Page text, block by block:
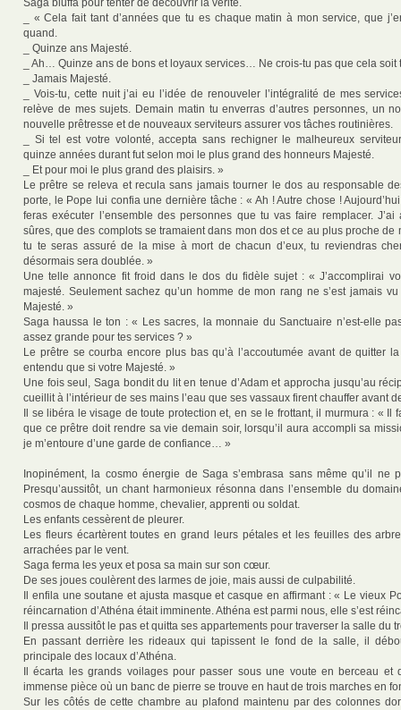
Saga bluffa pour tenter de découvrir la vérité.
_ « Cela fait tant d’années que tu es chaque matin à mon service, que
quand.
_ Quinze ans Majesté.
_ Ah… Quinze ans de bons et loyaux services… Ne crois-tu pas que cela soit
_ Jamais Majesté.
_ Vois-tu, cette nuit j’ai eu l’idée de renouveler l’intégralité de mes
relève de mes sujets. Demain matin tu enverras d’autres personnes, un
nouvelle prêtresse et de nouveaux serviteurs assurer vos tâches routinières.
_ Si tel est votre volonté, accepta sans rechigner le malheureux
quinze années durant fut selon moi le plus grand des honneurs Majesté.
_ Et pour moi le plus grand des plaisirs. »
Le prêtre se releva et recula sans jamais tourner le dos au responsable
porte, le Pope lui confia une dernière tâche : « Ah ! Autre chose !
feras exécuter l’ensemble des personnes que tu vas faire remplacer.
sûres, que des complots se tramaient dans mon dos et ce au plus proche de
tu te seras assuré de la mise à mort de chacun d’eux, tu reviendras
désormais sera doublée. »
Une telle annonce fit froid dans le dos du fidèle sujet : « J’accomplirai
majesté. Seulement sachez qu’un homme de mon rang ne s’est jamais
Majesté. »
Saga haussa le ton : « Les sacres, la monnaie du Sanctuaire n’est-elle
assez grande pour tes services ? »
Le prêtre se courba encore plus bas qu’à l’accoutumée avant de quitter
entendu que si votre Majesté. »
Une fois seul, Saga bondit du lit en tenue d’Adam et approcha jusqu’au
cueillit à l’intérieur de ses mains l’eau que ses vassaux firent chauffer avant
Il se libéra le visage de toute protection et, en se le frottant, il murmura : « Il
que ce prêtre doit rendre sa vie demain soir, lorsqu’il aura accompli sa
je m’entoure d’une garde de confiance… »
Inopinément, la cosmo énergie de Saga s’embrasa sans même qu’il ne
Presqu’aussitôt, un chant harmonieux résonna dans l’ensemble du
cosmos de chaque homme, chevalier, apprenti ou soldat.
Les enfants cessèrent de pleurer.
Les fleurs écartèrent toutes en grand leurs pétales et les feuilles des
arrachées par le vent.
Saga ferma les yeux et posa sa main sur son cœur.
De ses joues coulèrent des larmes de joie, mais aussi de culpabilité.
Il enfila une soutane et ajusta masque et casque en affirmant : « Le vieux
réincarnation d’Athéna était imminente. Athéna est parmi nous, elle s’est
Il pressa aussitôt le pas et quitta ses appartements pour traverser la salle du
En passant derrière les rideaux qui tapissent le fond de la salle, il
principale des locaux d’Athéna.
Il écarta les grands voilages pour passer sous une voute en berceau et
immense pièce où un banc de pierre se trouve en haut de trois marches en
Sur les côtés de cette chambre au plafond maintenu par des colonnes